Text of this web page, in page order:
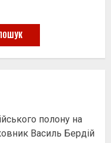
полону на
Василь Бердій